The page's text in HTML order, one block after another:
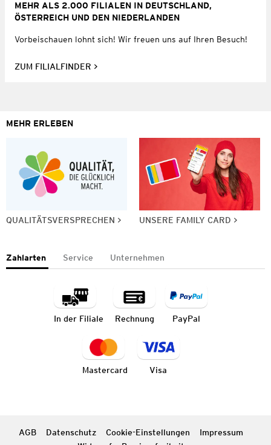
MEHR ALS 2.000 FILIALEN IN DEUTSCHLAND,
ÖSTERREICH UND DEN NIEDERLANDEN
Vorbeischauen lohnt sich! Wir freuen uns auf Ihren Besuch!
ZUM FILIALFINDER
MEHR ERLEBEN
QUALITÄTSVERSPRECHEN UNSERE FAMILY CARD
Zahlarten Service Unternehmen
In der Filiale Rechnung PayPal
Mastercard Visa
AGB Datenschutz Cookie-Einstellungen
Impressum